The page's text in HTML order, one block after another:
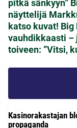
pitkä sänkyyn”
näyttelijä
katso kuvat! Big
vauhdikkaasti
toiveen: ”Vitsi,
Kasinorakastajan
propaganda